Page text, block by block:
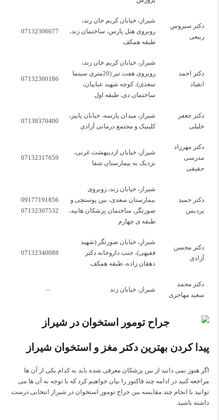
دکتر سیروس
ربیعی
شیراز، خیابان کریم خان زند،
روبروی هتل پارس، ساختمان زند،
طبقه همکف
07132306677
دکتر احمد
انقیاد
شیراز، خیابان کریم خان زند،
روبروی هفت تیر (20متری سینما
سعدی)، کوچه شهید عباییان،
ساختمان دی، طبقه اول
07132300186
دکتر جعفر
خلیلی
شیراز، میدان پارسه، خیابان پاییز،
کلینیک و مجتمع درمانی آزادی
07138370400
دکتر مهرزاد
مدرسی
حقیقی
شیراز، خیابان اردیبهشت غربی،
نزدیک به بیمارستان شفا
07132317659
دکتر حمید
پردیس
شیراز، خیابان زند، روبروی
بیمارستان سعدی، بین پوستچی و
صورتگر، ساختمان پزشکان هانیه،
طبقه ی چهارم
09177191856
07132307532
دکتر محسن
آزادی
شیراز، خیابان صورتگر (شهید
فقیهی)، جنب داروخانه دکتر
دهقان زاده، طبقه همکف
07132340088
دکتر محمد
سعید مهاجری
شیراز، خیابان زند –
پیدا کردن بهترین دکتر مغز و استخوان شیراز
اگر هنوز نمی دانید از بین پزشکان معرفی شده باید به کدام یکی از آن ها
مراجعه کنید در ادامه چند فاکتور را بیان خواهیم کرد که با توجه به آن ها می
توانید با انجام چند مقایسه بین جراح تومور استخوان در شیراز انتخابی درست
داشته باشید.